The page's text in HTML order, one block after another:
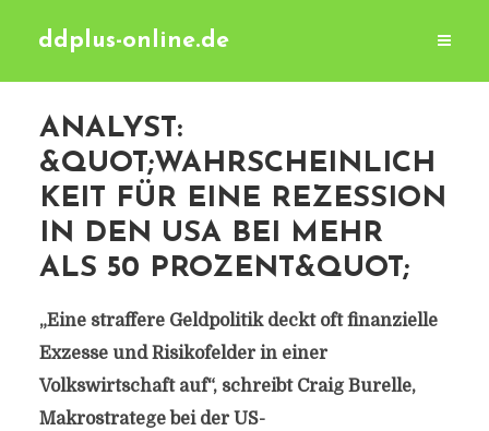
ddplus-online.de
ANALYST:
&QUOT;WAHRSCHEINLICH
KEIT FÜR EINE REZESSION
IN DEN USA BEI MEHR
ALS 50 PROZENT&QUOT;
„Eine straffere Geldpolitik deckt oft finanzielle
Exzesse und Risikofelder in einer
Volkswirtschaft auf“, schreibt Craig Burelle,
Makrostratege bei der US-